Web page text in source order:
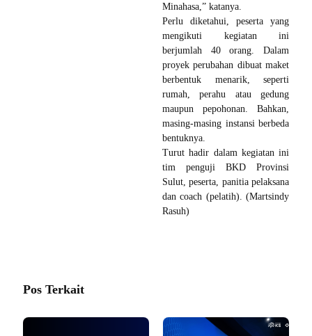
Minahasa,” katanya.
Perlu diketahui, peserta yang
mengikuti kegiatan ini
berjumlah 40 orang. Dalam
proyek perubahan dibuat maket
berbentuk menarik, seperti
rumah, perahu atau gedung
maupun pepohonan. Bahkan,
masing-masing instansi berbeda
bentuknya.
Turut hadir dalam kegiatan ini
tim penguji BKD Provinsi
Sulut, peserta, panitia pelaksana
dan coach (pelatih). (Martsindy
Rasuh)
Pos Terkait